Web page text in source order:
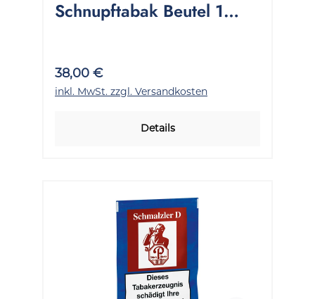
Schnupftabak Beutel 1
38,00 €
inkl. MwSt. zzgl. Versandkosten
Details